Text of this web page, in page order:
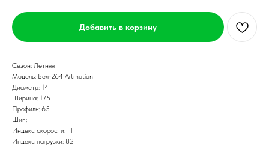
Добавить в корзину
Сезон: Летняя
Модель: Бел-264 Artmotion
Диаметр: 14
Ширина: 175
Профиль: 65
Шип: _
Индекс скорости: H
Индекс нагрузки: 82